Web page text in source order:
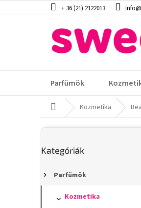
a
+ 36 (21) 2122013
Parfümök
KezdőlapKozmetika
l
a
s
ó
átugrása
Kategóriák
Parfümök
Kozmetika